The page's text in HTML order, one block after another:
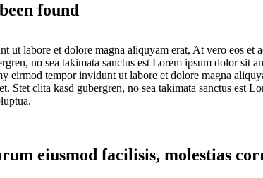
found
labore et dolore magna aliquyam erat, At vero eos et
no sea takimata sanctus est Lorem ipsum dolor sit
eirmod tempor invidunt ut labore et dolore magna
Stet clita kasd gubergren, no sea takimata sanctus est
eiusmod facilisis, molestias